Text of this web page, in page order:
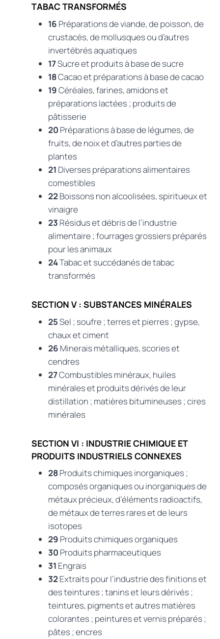
TABAC TRANSFORMÉS
16 Préparations de viande, de poisson, de
crustacés, de mollusques ou d’autres
invertébrés aquatiques
17Sucre et produits à base de sucre
18Cacao et préparations à base de cacao
19Céréales, farines, amidons et
préparations lactées ; produits de
pâtisserie
20 Préparations à base de légumes, de
fruits, de noix et d’autres parties de
plantes
21 Diverses préparations alimentaires
comestibles
22Boissons non alcoolisées, spiritueux et
vinaigre
23 Résidus et débris de l’industrie
alimentaire ; fourrages grossiers préparés
pour les animaux
24Tabac et succédanés de tabac
transformés
SECTION V : SUBSTANCES MINÉRALES
25Sel ; soufre ; terres et pierres ; gypse,
chaux et ciment
26 Minerais métalliques, scories et
cendres
27Combustibles minéraux, huiles
minérales et produits dérivés de leur
distillation ; matières bitumineuses ; cires
minérales
SECTION VI : INDUSTRIE CHIMIQUE ET
PRODUITS INDUSTRIELS CONNEXES
28Produits chimiques inorganiques ;
composés organiques ou inorganiques de
métaux précieux, d’éléments radioactifs,
de métaux de terres rares et de leurs
isotopes
29 Produits chimiques organiques
30 Produits pharmaceutiques
31 Engrais
32Extraits pour l’industrie des finitions et
des teintures ; tanins et leurs dérivés ;
teintures, pigments et autres matières
colorantes ; peintures et vernis préparés ;
pâtes ; encres